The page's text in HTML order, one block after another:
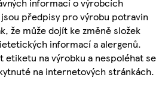
předpisy pro výrobu potravin
že může dojít ke změně složek
informací a alergenů.
etiketu na výrobku a nespoléhat se
na internetových stránkách.